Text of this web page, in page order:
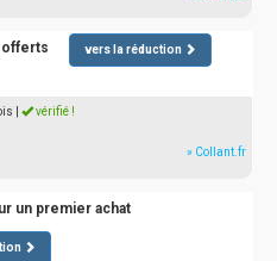
offerts vers la réduction
vérifié !
» Collant.fr
un premier achat